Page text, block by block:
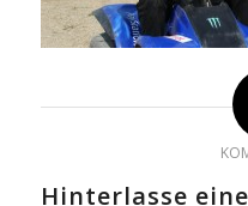
Hinterlasse